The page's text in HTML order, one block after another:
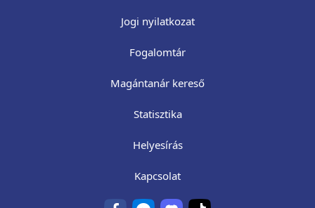
Jogi nyilatkozat
Fogalomtár
Magántanár kereső
Statisztika
Helyesírás
Kapcsolat